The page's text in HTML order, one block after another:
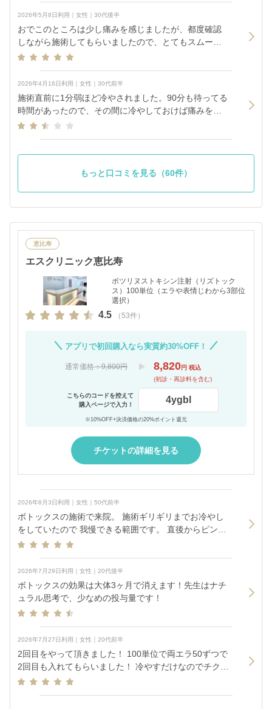
2026年5月8日利用｜女性｜30代後半
おでこのところは少し痛みを感じましたが、都度確認
しながら施術してもらいましたので、とてもスムーズ
でした。
2026年4月16日利用｜女性｜30代前半
施術直前に1分弱ほど冷やされました。90分も待ってる
時間があったので、その間に冷やしておけば痛みをも
っと抑えられたんじゃないかなっと思います。
もっと口コミを見る（60件）
恵比寿
エスクリニック恵比寿
ボツリヌストキシン注射（リズトック
ス）100単位（エラや表情じわから3部位
選択）
4.5 （53件）
アプリで初回購入なら実質約30%OFF！
通常価格：9,800円 8,820円 税込
(初診・再診料を含む)
こちらのコードを控えて
購入ページで入力！
4ygbl
※10%OFF+決済価格の20%ポイント還元
チケットの詳細を見る
2026年8月3日利用｜女性｜50代前半
ボトックスの施術で来院。 施術ギリギリまでお冷やし
をしていたので 我慢できる範囲です。 直後からピンと
張ったような感覚を感じ 効果ぎ楽しみです。
2026年7月29日利用｜女性｜20代後半
ボトックスの効果は大体3ヶ月で消えます！先生はナチ
ュラル思考で、少なめの投与量です！
2026年7月27日利用｜女性｜20代前半
2回目をやって頂きました！ 100単位で両エラ50ずつで
2回目も入れてもらいました！ 冷やすだけなのでチクッ
と痛みは少しありますが、全然すぐ終わるのと、クリ